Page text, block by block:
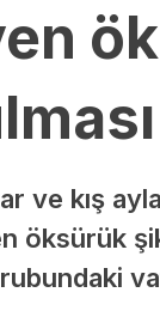
ve kış
öksürük